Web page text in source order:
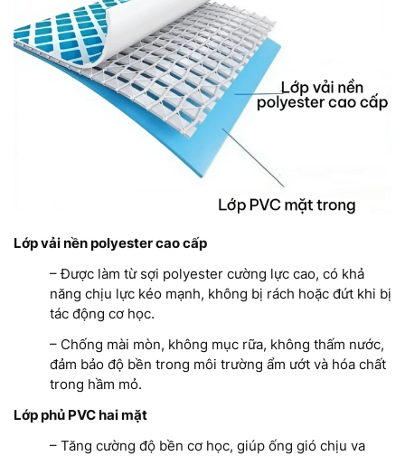
Lớp vải nền polyester cao cấp
– Được làm từ sợi polyester cường lực cao, có khả
năng chịu lực kéo mạnh, không bị rách hoặc đứt khi bị
tác động cơ học.
– Chống mài mòn, không mục rữa, không thấm nước,
đảm bảo độ bền trong môi trường ẩm ướt và hóa chất
trong hầm mỏ.
Lớp phủ PVC hai mặt
– Tăng cường độ bền cơ học, giúp ống gió chịu va